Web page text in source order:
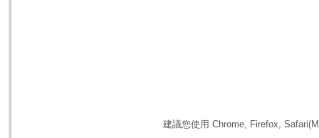
建議您使用 Chrome, Firefox,